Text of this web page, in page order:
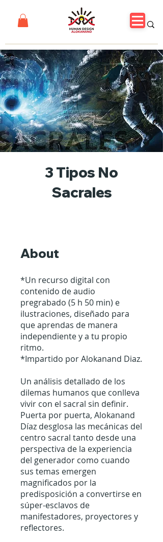
3 Tipos No
Sacrales
About
*Un recurso digital con
contenido de audio
pregrabado (5 h 50 min) e
ilustraciones, diseñado para
que aprendas de manera
independiente y a tu propio
ritmo.
*Impartido por Alokanand Diaz.
Un análisis detallado de los
dilemas humanos que conlleva
vivir con el sacral sin definir.
Puerta por puerta, Alokanand
Díaz desglosa las mecánicas del
centro sacral tanto desde una
perspectiva de la experiencia
del generador como cuando
sus temas emergen
magnificados por la
predisposición a convertirse en
súper-esclavos de
manifestadores, proyectores y
reflectores.